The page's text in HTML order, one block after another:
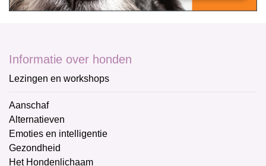
Informatie over honden
Lezingen en workshops
Aanschaf
Alternatieven
Emoties en intelligentie
Gezondheid
Het Hondenlichaam